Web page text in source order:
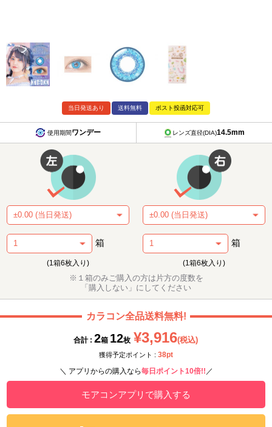
当日発送あり 送料無料 ポスト投函対応可
使用期間ワンデー レンズ直径(DIA)14.5mm
箱
(1箱6枚入り)
箱
(1箱6枚入り)
※１箱のみご購入の方は片方の度数を
「購入しない」にしてください
カラコン全品送料無料!
合計 : 2箱 12枚 ¥3,916(税込)
獲得予定ポイント : 38pt
＼ アプリからの購入なら毎日ポイント10倍!! ／
モアコンアプリで購入する